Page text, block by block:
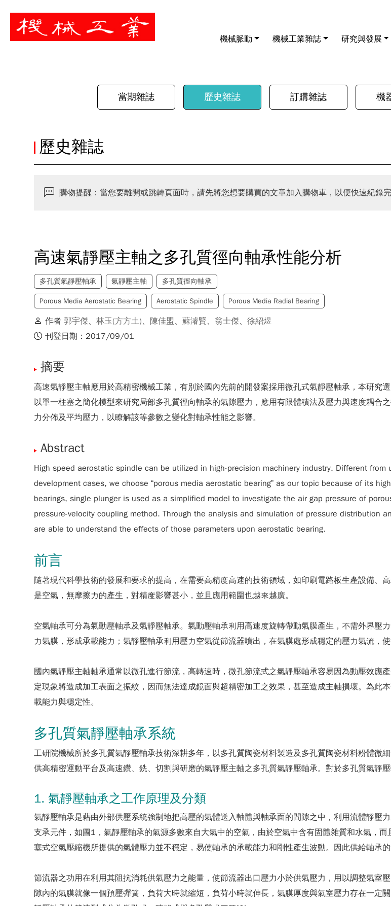
機械脈動 機械工業雜誌 研究與發展
暫停
當期雜誌 歷史雜誌 訂購雜誌 機
歷史雜誌
購物提醒：當您要離開或跳轉頁面時，請先將您想要購買的文章加入購物車，以便快速紀錄
高速氣靜壓主軸之多孔質徑向軸承性能分析
多孔質氣靜壓軸承 氣靜壓主軸 多孔質徑向軸承
Porous Media Aerostatic Bearing Aerostatic Spindle Porous Media Radial Bearing
作者郭宇傑、林玉(方方土)、 陳佳盟 、蘇濬賢、翁士傑、徐紹煜
刊登日期：2017/09/01
摘要
高速氣靜壓主軸應用於高精密機械工業，有別於國內先前的開發案採用微孔式氣靜壓軸承，本研究
以單一柱塞之簡化模型來研究局部多孔質徑向軸承的氣隙壓力，應用有限體積法及壓力與速度耦合
力分佈及平均壓力，以瞭解該等參數之變化對軸承性能之影響。
Abstract
High speed aerostatic spindle can be utilized in high-precision machinery industry. Different
development cases, we choose “porous media aerostatic bearing” as our topic because of its
bearings, single plunger is used as a simplified model to investigate the air gap pressure of
pressure-velocity coupling method. Through the analysis and simulation of pressure distribution
are able to understand the effects of those parameters upon aerostatic bearing.
前言
隨著現代科學技術的發展和要求的提高，在需要高精度高速的技術領域，如印刷電路板生產設備、
是空氣，無摩擦力的產生，對精度影響甚小，並且應用範圍也越來越廣。
空氣軸承可分為氣動壓軸承及氣靜壓軸承。氣動壓軸承利用高速度旋轉帶動氣膜產生，不需外界壓
力氣膜，形成承載能力；氣靜壓軸承利用壓力空氣從節流器噴出，在氣膜處形成穩定的壓力氣流，
國內氣靜壓主軸軸承通常以微孔進行節流，高轉速時，微孔節流式之氣靜壓軸承容易因為動壓效應
定現象將造成加工表面之振紋，因而無法達成鏡面與超精密加工之效果，甚至造成主軸損壞。為此
載能力與穩定性。
多孔質氣靜壓軸承系統
工研院機械所於多孔質氣靜壓軸承技術深耕多年，以多孔質陶瓷材料製造及多孔質陶瓷材料粉體微
供高精密運動平台及高速鑽、銑、切割與研磨的氣靜壓主軸之多孔質氣靜壓軸承。對於多孔質氣靜
1. 氣靜壓軸承之工作原理及分類
氣靜壓軸承是藉由外部供壓系統強制地把高壓的氣體送入軸體與軸承面的間隙之中，利用流體靜壓
支承元件，如圖1，氣靜壓軸承的氣源多數來自大氣中的空氣，由於空氣中含有固體雜質和水氣，
塞式空氣壓縮機所提供的氣體壓力並不穩定，易使軸承的承載能力和剛性產生波動。因此供給軸承
節流器之功用在利用其阻抗消耗供氣壓力之能量，使節流器出口壓力小於供氣壓力，用以調整氣室
隙內的氣膜就像一個預壓彈簧，負荷大時就縮短，負荷小時就伸長，氣膜厚度與氣室壓力存在一定